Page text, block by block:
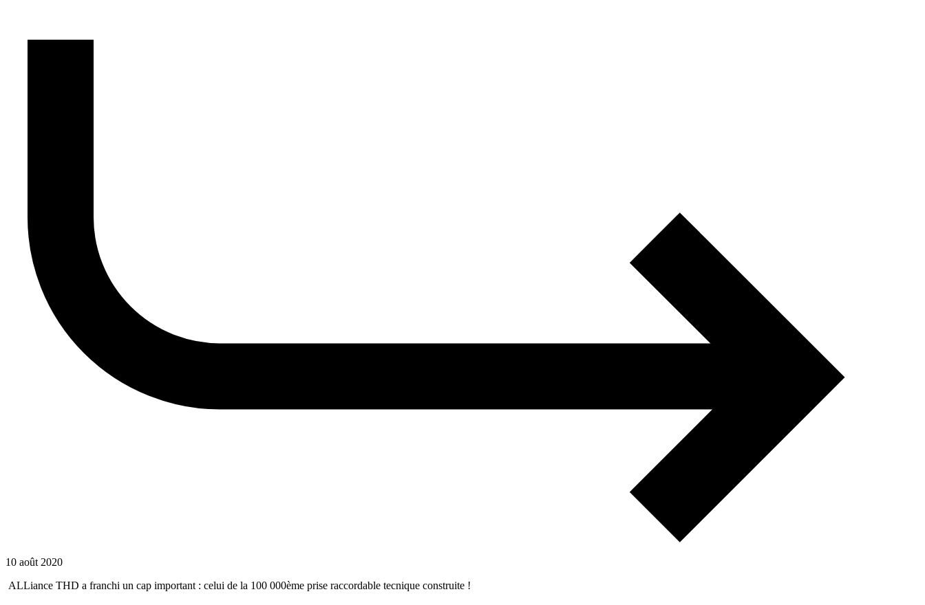
10 août 2020
ALLiance THD a franchi un cap important : celui de la 100 000ème prise raccordable tecnique construite !